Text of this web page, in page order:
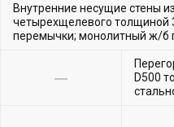
Внутренние несущие стены
четырехщелевого
перемычки; монолитный ж/б
D500